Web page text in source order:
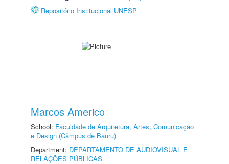
Repositório Institucional UNESP
Marcos Americo
School: Faculdade de Arquitetura, Artes, Comunicação
e Design (Câmpus de Bauru)
Department: DEPARTAMENTO DE AUDIOVISUAL E
RELAÇÕES PÚBLICAS